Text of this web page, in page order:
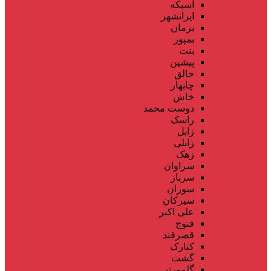
اسپکه
ایرانشهر
بزمان
بمپور
بنت
پیشین
جالق
چابهار
خاش
دوست محمد
راسک
زابل
زابلی
زهک
سراوان
سرباز
سوران
سیرکان
علی اکبر
فنوج
قصرقند
کنارک
گشت